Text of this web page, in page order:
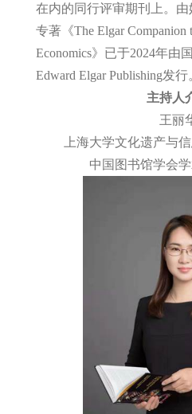
在内的同行评审期刊上。
专著《The Elgar Companion
Economics》已于2024年由
Edward Elgar Publishing发行
主持人
王丽
上海大学文化遗产与
中国图书馆学会